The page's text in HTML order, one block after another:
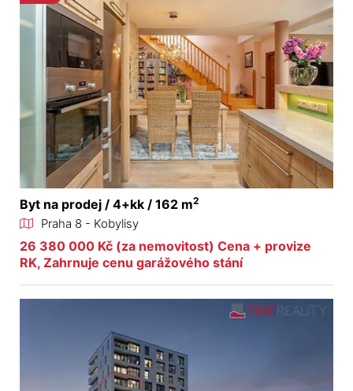
Byt na prodej / 4+kk / 162 m2
Praha 8 - Kobylisy
26 380 000 Kč (za nemovitost) Cena + provize
RK, Zahrnuje cenu garážového stání